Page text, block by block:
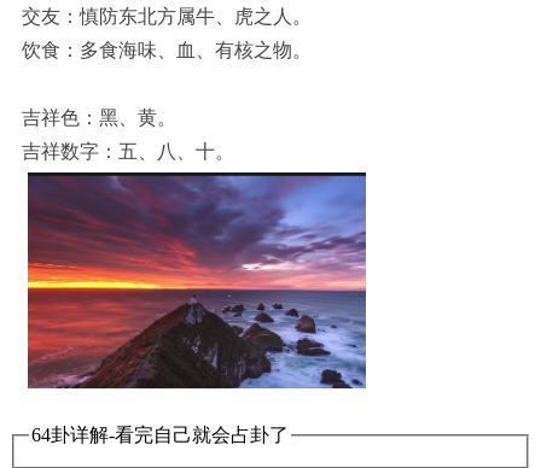
交友：慎防东北方属牛、虎之人。
饮食：多食海味、血、有核之物。
吉祥色：黑、黄。
吉祥数字：五、八、十。
64卦详解-看完自己就会占卦了